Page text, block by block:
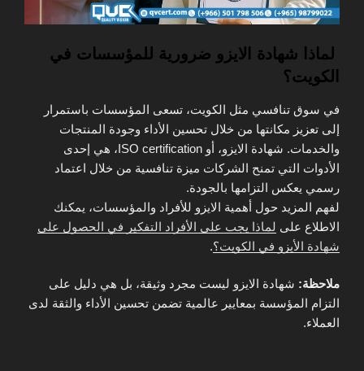
لماذا شهادة الايزو ضرورية للمؤسسات في
الكويت؟
في سوق تنافسي مثل الكويت، تسعى المؤسسات باستمرار
إلى تعزيز مكانتها من خلال تحسين الأداء وجودة المنتجات
والخدمات. شهادة الايزو، أو ISO certification، هي إحدى
الأدوات التي تمنح الشركات ميزة تنافسية من خلال اعتماد
رسمي يعكس التزامها بالجودة.
لفهم المزيد حول أهمية الايزو للأفراد والمؤسسات، يمكنك
الاطلاع على لماذا يجب على الأفراد التفكير في الحصول على
شهادة الأيزو في الكويت؟.
ملاحظة: شهادة الايزو ليست مجرد وثيقة، بل هي دليل على
التزام المؤسسة بمعايير عالمية تضمن تحسين الأداء والثقة لدى
العملاء.